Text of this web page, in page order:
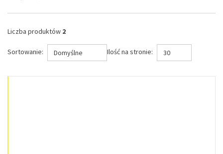
Liczba produktów 2
Sortowanie: Domyślne Ilość na stronie: 30